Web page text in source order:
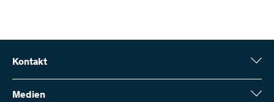
Kontakt
Schweizerischer Nationalfonds (SNF)
Wildhainweg 3
Medien